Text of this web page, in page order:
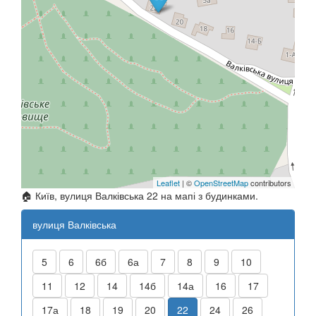
Leaflet | ©OpenStreetMapcontributors
🏠 Київ, вулиця Валківська 22 на мапі з будинками.
вулиця Валківська
5 6 6б 6а 7 8 9
10
11
12 14 14б 14а 16
17
17а
18 19 20 22 24 26